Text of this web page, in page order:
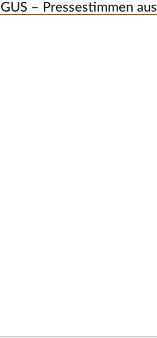
– Pressestimmen aus